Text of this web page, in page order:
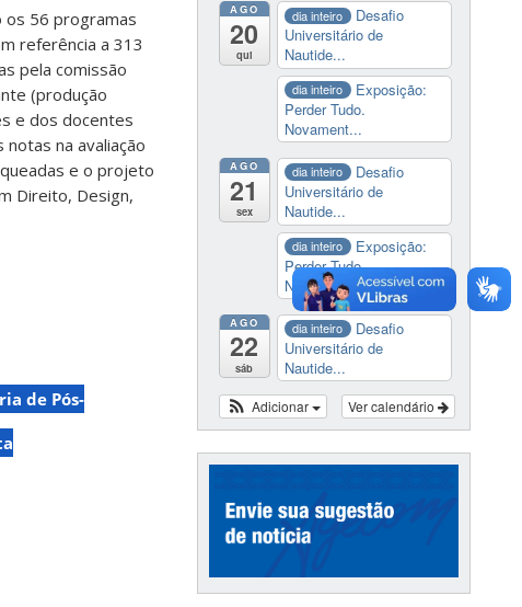
os 56 programas
referência a 313
pela comissão
(produção
e dos docentes
na avaliação
e o projeto
Direito, Design,
de Pós-
AGO
20
qui
dia inteiro
Desafio
Universitário de
Nautide...
dia inteiro
Exposição:
Perder Tudo.
Novament...
AGO
21
sex
dia inteiro
Desafio
Universitário de
Nautide...
dia inteiro
Exposição:
Perder Tudo.
Novament...
AGO
22
sáb
dia inteiro
Desafio
Universitário de
Nautide...
Ver calendário
Adicionar